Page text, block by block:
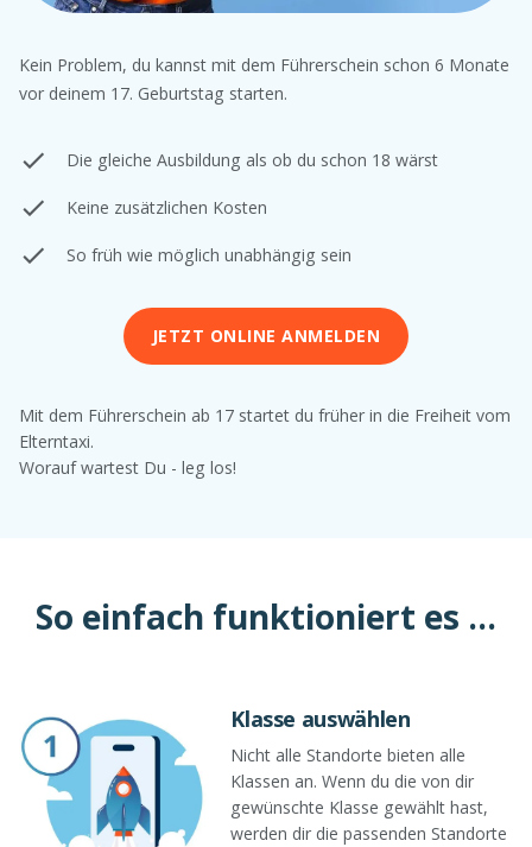
Kein Problem, du kannst mit dem Führerschein schon 6 Monate
vor deinem 17. Geburtstag starten.
Die gleiche Ausbildung als ob du schon 18 wärst
Keine zusätzlichen Kosten
So früh wie möglich unabhängig sein
JETZT ONLINE ANMELDEN
Mit dem Führerschein ab 17 startet du früher in die Freiheit vom
Elterntaxi.
Worauf wartest Du - leg los!
So einfach funktioniert es ...
Klasse auswählen
Nicht alle Standorte bieten alle
Klassen an. Wenn du die von dir
gewünschte Klasse gewählt hast,
werden dir die passenden Standorte